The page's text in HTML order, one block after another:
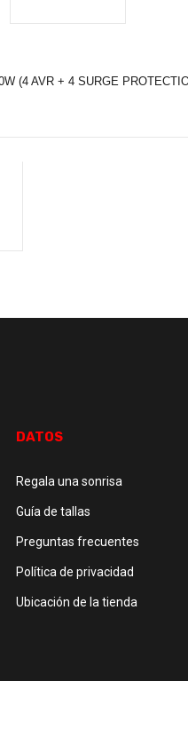
(4 AVR + 4 SURGE
DATOS
Regala una sonrisa
Guía de tallas
Preguntas frecuentes
Política de privacidad
Ubicación de la tienda